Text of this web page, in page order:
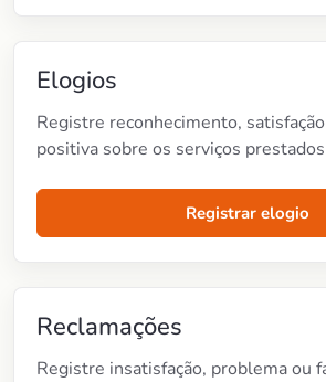
Elogios
Registre reconhecimento,
positiva sobre os serviços
Registrar elogio
Reclamações
Registre insatisfação, problema ou